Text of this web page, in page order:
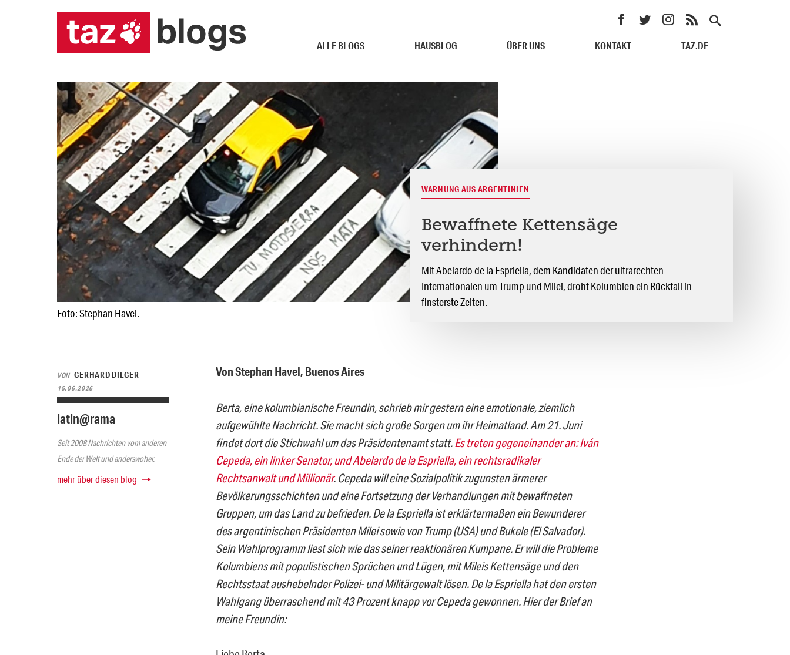
ALLE BLOGS HAUSBLOG ÜBER UNS KONTAKT TAZ.DE
Foto: Stephan Havel.
WARNUNG AUS ARGENTINIEN
Bewaffnete Kettensäge
verhindern!
Mit Abelardo de la Espriella, dem Kandidaten der ultrarechten
Internationalen um Trump und Milei, droht Kolumbien ein Rückfall in
finsterste Zeiten.
VON GERHARD DILGER
15.06.2026
latin@rama
Seit 2008 Nachrichten vom anderen
Ende der Welt und anderswoher.
mehr über diesen blog
Von Stephan Havel, Buenos Aires
Berta, eine kolumbianische Freundin, schrieb mir gestern eine emotionale, ziemlich
aufgewühlte Nachricht. Sie macht sich große Sorgen um ihr Heimatland. Am 21. Juni
findet dort die Stichwahl um das Präsidentenamt statt.Es treten gegeneinander an: Iván
Cepeda, ein linker Senator, und Abelardo de la Espriella, ein rechtsradikaler
Rechtsanwalt und Millionär. Cepeda will eine Sozialpolitik zugunsten ärmerer
Bevölkerungsschichten und eine Fortsetzung der Verhandlungen mit bewaffneten
Gruppen, um das Land zu befrieden. De la Espriella ist erklärtermaßen ein Bewunderer
des argentinischen Präsidenten Milei sowie von Trump (USA) und Bukele (El Salvador).
Sein Wahlprogramm liest sich wie das seiner reaktionären Kumpane. Er will die Probleme
Kolumbiens mit populistischen Sprüchen und Lügen, mit Mileis Kettensäge und den
Rechtsstaat aushebelnder Polizei- und Militärgewalt lösen. De la Espriella hat den ersten
Wahlgang überraschend mit 43 Prozent knapp vor Cepeda gewonnen.Hier der Brief an
meine Freundin: